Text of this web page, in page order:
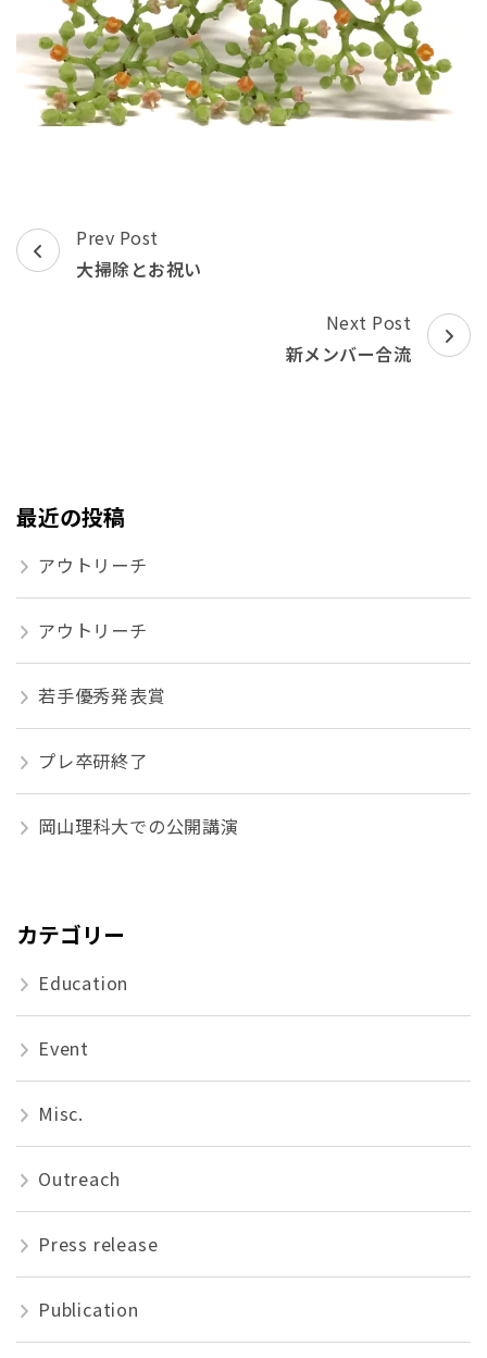
Post
Navigation
Prev Post
大掃除とお祝い
Next Post
新メンバー合流
最近の投稿
アウトリーチ
アウトリーチ
若手優秀発表賞
プレ卒研終了
岡山理科大での公開講演
カテゴリー
Education
Event
Misc.
Outreach
Press release
Publication